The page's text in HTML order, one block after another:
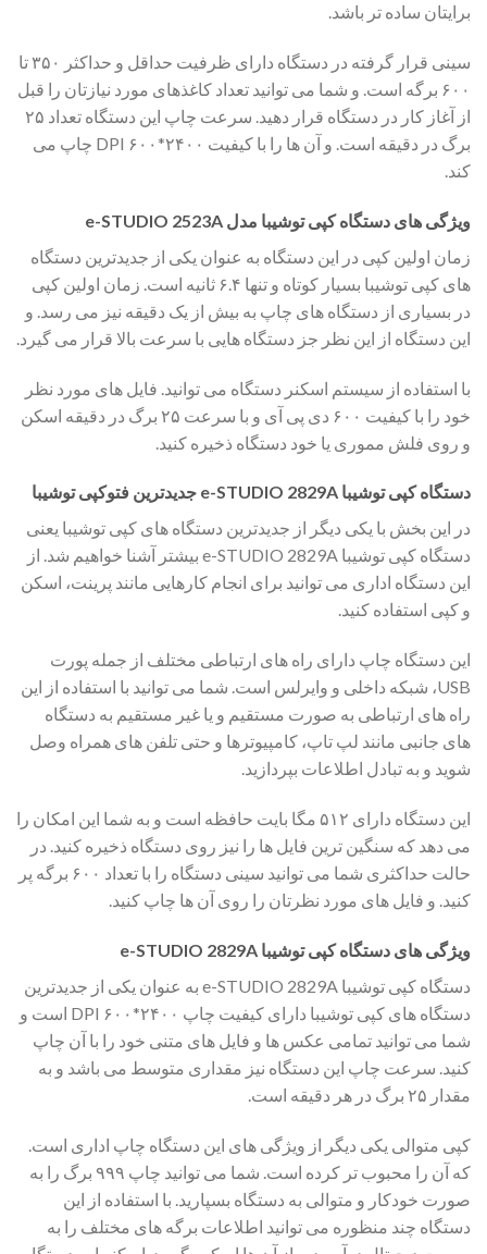
برایتان ساده تر باشد.
سینی قرار گرفته در دستگاه دارای ظرفیت حداقل و حداکثر ۳۵۰ تا
۶۰۰ برگه است. و شما می توانید تعداد کاغذهای مورد نیازتان را قبل
از آغاز کار در دستگاه قرار دهید. سرعت چاپ این دستگاه تعداد ۲۵
برگ در دقیقه است. و آن ها را با کیفیت ۲۴۰۰*۶۰۰ DPI چاپ می
کند.
ویژگی های دستگاه کپی توشیبا مدل e-STUDIO 2523A
زمان اولین کپی در این دستگاه به عنوان یکی از جدیدترین دستگاه
های کپی توشیبا بسیار کوتاه و تنها ۶.۴ ثانیه است. زمان اولین کپی
در بسیاری از دستگاه های چاپ به بیش از یک دقیقه نیز می رسد. و
این دستگاه از این نظر جز دستگاه هایی با سرعت بالا قرار می گیرد.
با استفاده از سیستم اسکنر دستگاه می توانید. فایل های مورد نظر
خود را با کیفیت ۶۰۰ دی پی آی و با سرعت ۲۵ برگ در دقیقه اسکن
و روی فلش مموری یا خود دستگاه ذخیره کنید.
دستگاه کپی توشیبا e-STUDIO 2829A جدیدترین فتوکپی توشیبا
در این بخش با یکی دیگر از جدیدترین دستگاه های کپی توشیبا یعنی
دستگاه کپی توشیبا e-STUDIO 2829A بیشتر آشنا خواهیم شد. از
این دستگاه اداری می توانید برای انجام کارهایی مانند پرینت، اسکن
و کپی استفاده کنید.
این دستگاه چاپ دارای راه های ارتباطی مختلف از جمله پورت
USB، شبکه داخلی و وایرلس است. شما می توانید با استفاده از این
راه های ارتباطی به صورت مستقیم و یا غیر مستقیم به دستگاه
های جانبی مانند لپ تاپ، کامپیوترها و حتی تلفن های همراه وصل
شوید و به تبادل اطلاعات بپردازید.
این دستگاه دارای ۵۱۲ مگا بایت حافظه است و به شما این امکان را
می دهد که سنگین ترین فایل ها را نیز روی دستگاه ذخیره کنید. در
حالت حداکثری شما می توانید سینی دستگاه را با تعداد ۶۰۰ برگه پر
کنید. و فایل های مورد نظرتان را روی آن ها چاپ کنید.
ویژگی های دستگاه کپی توشیبا e-STUDIO 2829A
دستگاه کپی توشیبا e-STUDIO 2829A به عنوان یکی از جدیدترین
دستگاه های کپی توشیبا دارای کیفیت چاپ ۲۴۰۰*۶۰۰ DPI است و
شما می توانید تمامی عکس ها و فایل های متنی خود را با آن چاپ
کنید. سرعت چاپ این دستگاه نیز مقداری متوسط می باشد و به
مقدار ۲۵ برگ در هر دقیقه است.
کپی متوالی یکی دیگر از ویژگی های این دستگاه چاپ اداری است.
که آن را محبوب تر کرده است. شما می توانید چاپ ۹۹۹ برگ را به
صورت خودکار و متوالی به دستگاه بسپارید. با استفاده از این
دستگاه چند منظوره می توانید اطلاعات برگه های مختلف را به